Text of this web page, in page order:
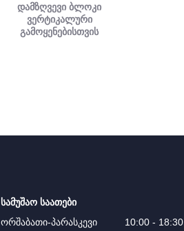
დამზღვევი ბლოკი
ვერტიკალური
გამოყენებისთვის
სამუშაო საათები
ორშაბათი-პარასკევი
10:00 - 18:30